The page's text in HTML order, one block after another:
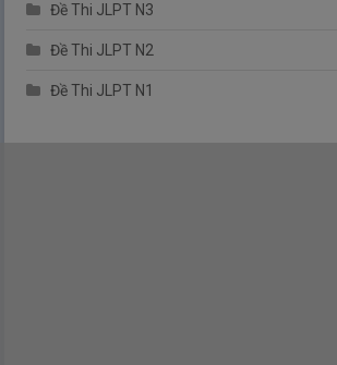
Đề Thi JLPT N3
Đề Thi JLPT N2
Đề Thi JLPT N1